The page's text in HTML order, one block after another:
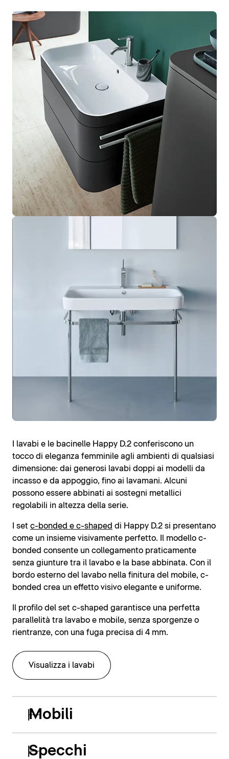
I lavabi e le bacinelle Happy D.2 conferiscono un
tocco di eleganza femminile agli ambienti di qualsiasi
dimensione: dai generosi lavabi doppi ai modelli da
incasso e da appoggio, fino ai lavamani. Alcuni
possono essere abbinati ai sostegni metallici
regolabili in altezza della serie.
I set c-bonded e c-shaped di Happy D.2 si presentano
come un insieme visivamente perfetto. Il modello c-
bonded consente un collegamento praticamente
senza giunture tra il lavabo e la base abbinata. Con il
bordo esterno del lavabo nella finitura del mobile, c-
bonded crea un effetto visivo elegante e uniforme.
Il profilo del set c-shaped garantisce una perfetta
parallelità tra lavabo e mobile, senza sporgenze o
rientranze, con una fuga precisa di 4 mm.
Visualizza i lavabi
Mobili
Specchi